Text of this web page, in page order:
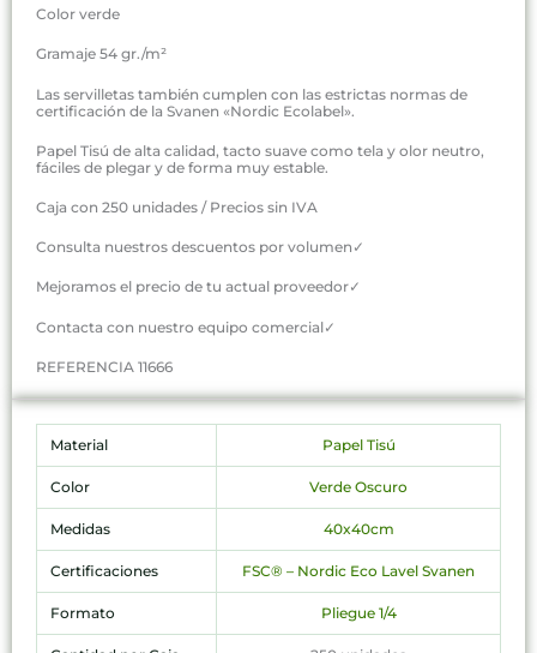
Color verde
Gramaje 54 gr./m²
Las servilletas también cumplen con las estrictas normas de
certificación de la Svanen «Nordic Ecolabel».
Papel Tisú de alta calidad, tacto suave como tela y olor neutro,
fáciles de plegar y de forma muy estable.
Caja con 250 unidades / Precios sin IVA
Consulta nuestros descuentos por volumen✓
Mejoramos el precio de tu actual proveedor✓
Contacta con nuestro equipo comercial✓
REFERENCIA 11666
Material Papel Tisú
Color Verde Oscuro
Medidas 40x40cm
Certificaciones FSC® – Nordic Eco Lavel Svanen
Formato Pliegue 1/4